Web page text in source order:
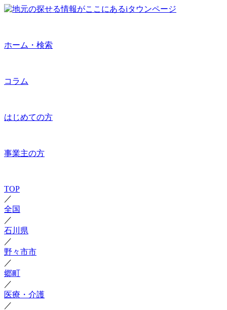
ホーム・検索
コラム
はじめての方
事業主の方
TOP
／
全国
／
石川県
／
野々市市
／
郷町
／
医療・介護
／